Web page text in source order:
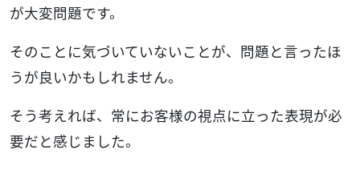
が大変問題です。
そのことに気づいていないことが、問題と言ったほ
うが良いかもしれません。
そう考えれば、常にお客様の視点に立った表現が必
要だと感じました。